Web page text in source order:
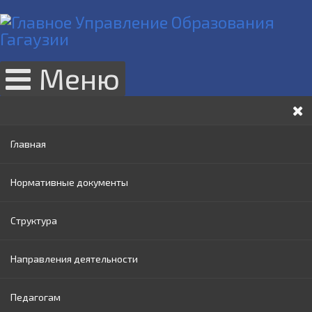
Меню
Главная
Нормативные документы
Законы РМ
Нормативные акты Правительства РМ
Нормативные документы МОИ
Структура
Руководство
Административный совет
Направления деятельности
Раннее образование
Педагогам